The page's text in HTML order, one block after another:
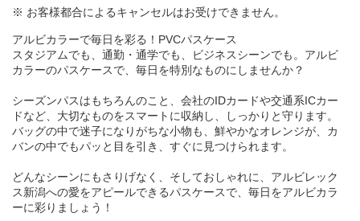
※ お客様都合によるキャンセルはお受けできません。
アルビカラーで毎日を彩る！PVCパスケース
スタジアムでも、通勤・通学でも、ビジネスシーンでも。アルビ
カラーのパスケースで、毎日を特別なものにしませんか？
シーズンパスはもちろんのこと、会社のIDカードや交通系ICカー
ドなど、大切なものをスマートに収納し、しっかりと守ります。
バッグの中で迷子になりがちな小物も、鮮やかなオレンジが、カ
バンの中でもパッと目を引き、すぐに見つけられます。
どんなシーンにもさりげなく、そしておしゃれに、アルビレック
ス新潟への愛をアピールできるパスケースで、毎日をアルビカラ
ーに彩りましょう！